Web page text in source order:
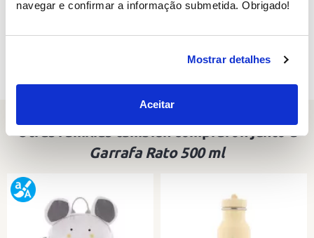
navegar e confirmar a informação submetida. Obrigado!
Mostrar detalhes
Aceitar
Garrafas infantis
Otras familias también compraron junto a
Garrafa Rato 500 ml